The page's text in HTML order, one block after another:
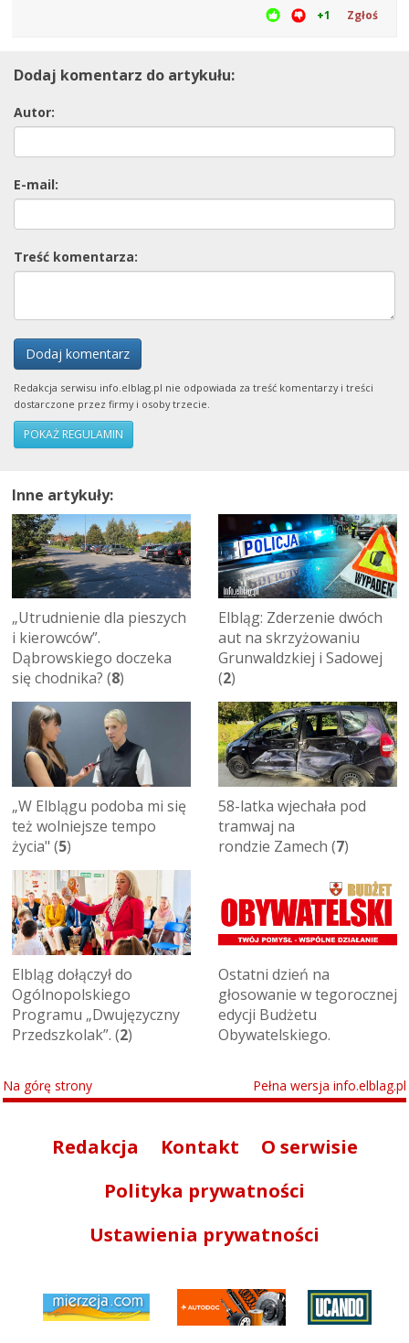
+1 Zgłoś
Dodaj komentarz do artykułu:
Autor:
E-mail:
Treść komentarza:
Dodaj komentarz
Redakcja serwisu info.elblag.pl nie odpowiada za treść komentarzy i treści
dostarczone przez firmy i osoby trzecie.
POKAŻ REGULAMIN
Inne artykuły:
„Utrudnienie dla pieszych
i kierowców”.
Dąbrowskiego doczeka
się chodnika? (8)
Elbląg: Zderzenie dwóch
aut na skrzyżowaniu
Grunwaldzkiej i Sadowej
(2)
„W Elblągu podoba mi się
też wolniejsze tempo
życia" (5)
58-latka wjechała pod
tramwaj na
rondzie Zamech (7)
Elbląg dołączył do
Ogólnopolskiego
Programu „Dwujęzyczny
Przedszkolak”. (2)
Ostatni dzień na
głosowanie w tegorocznej
edycji Budżetu
Obywatelskiego.
Na górę strony Pełna wersja info.elblag.pl
Redakcja Kontakt
O serwisie
Polityka prywatności
Ustawienia prywatności